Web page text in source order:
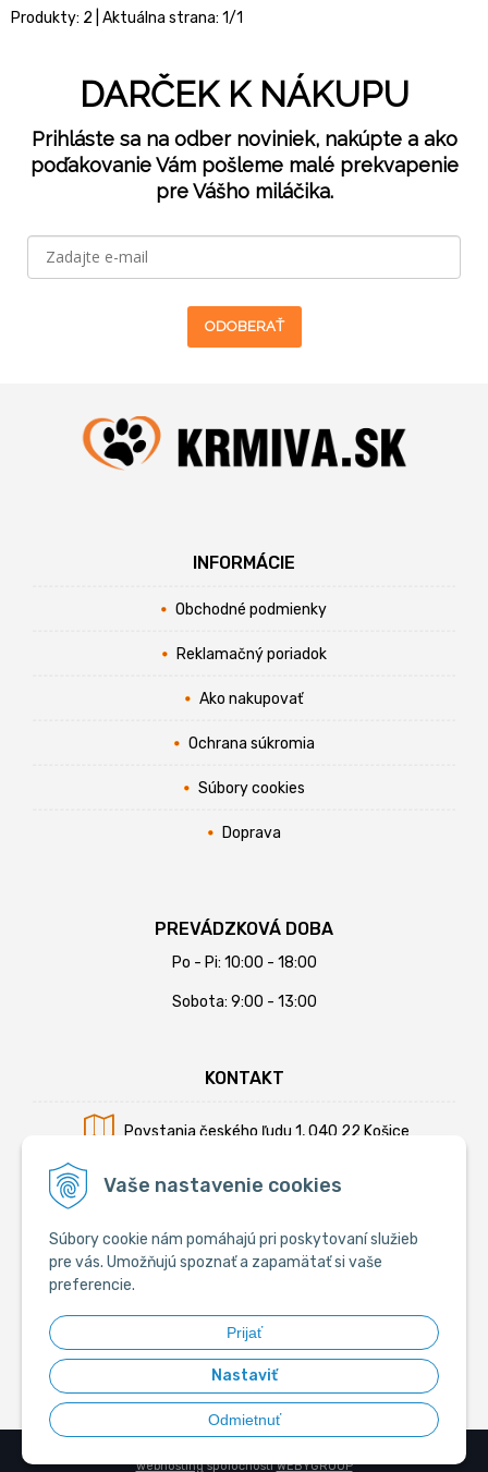
Vaše nastavenie cookies
Súbory cookie nám pomáhajú pri poskytovaní služieb
pre vás. Umožňujú spoznať a zapamätať si vaše
preferencie.
Prijať
Nastaviť
Odmietnuť
Produkty: 2 | Aktuálna strana: 1/1
DARČEK K NÁKUPU
Prihláste sa na odber noviniek, nakúpte a ako
poďakovanie Vám pošleme malé prekvapenie
pre Vášho miláčika.
ODOBERAŤ
INFORMÁCIE
Obchodné podmienky
Reklamačný poriadok
Ako nakupovať
Ochrana súkromia
Súbory cookies
Doprava
PREVÁDZKOVÁ DOBA
Po - Pi: 10:00 - 18:00
Sobota: 9:00 - 13:00
KONTAKT
Povstania českého ľudu 1, 040 22 Košice
Mobil:+421 902 794 355
E-mail:info@krmiva.sk
webhostingspoločnostiWEBYGROUP